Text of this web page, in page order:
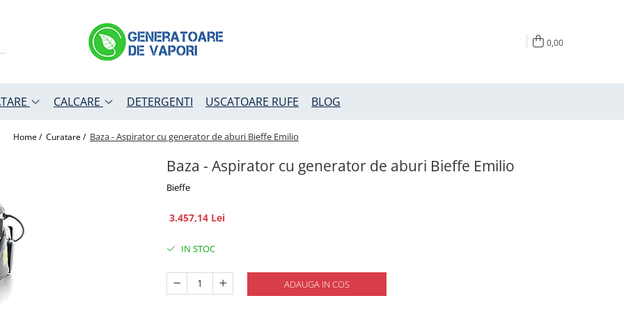
0,00
CALCARE DETERGENTI USCATOARE RUFE BLOG
Home / Curatare / Baza - Aspirator cu generator de aburi Bieffe Emilio
Baza - Aspirator cu generator de aburi Bieffe Emilio
Bieffe
3.457,14 Lei
IN STOC
ADAUGA IN COS